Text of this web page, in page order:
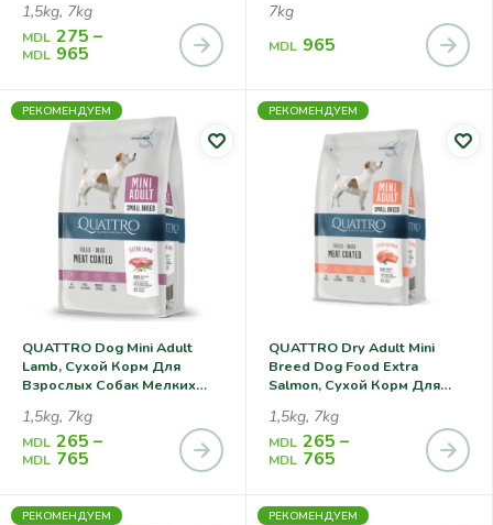
1,5kg, 7kg
MDL 275 –
MDL 965
7kg
MDL 965
РЕКОМЕНДУЕМ
QUATTRO Dog Mini Adult
Lamb, Сухой Корм Для
Взрослых Собак Мелких
1,5kg, 7kg
MDL 265 –
MDL 765
РЕКОМЕНДУЕМ
QUATTRO Dry Adult Mini
Breed Dog Food Extra
Salmon, Сухой Корм Для
Пород С Лососем
1,5kg, 7kg
MDL 265 –
MDL 765
РЕКОМЕНДУЕМ РЕКОМЕНДУЕМ